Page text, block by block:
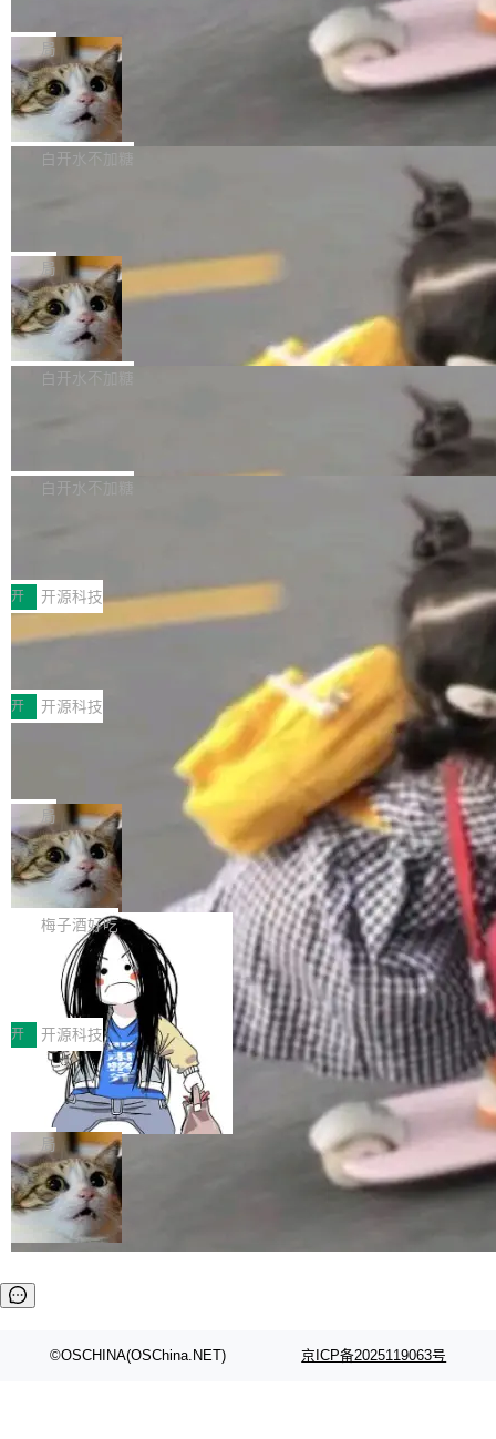
库的竞争和爆炸半径问题在设计层面就被消除
了。 闲置的 cell 会休眠到几乎不占资源。当 cel
l 迁移或唤醒时，新宿主从 S3 恢复 SQLite 数据
库继续执行。存储库是持久化的唯一真相...
Fold8 / Z Flip8）外，其余要么是中低端机器，
例如iQOO Z11i、REDMI Note 17、REDMI No
te 17 Pro、OPPO K15，要么是vivo X300 E这
样的次旗舰。 Galaxy Z Fold8 Ultra / Z Fold8 /
Z Flip8三款折叠屏新机均在7月22日发布，且全
部搭载骁龙8 Elite Gen5 for Galaxy，它们本该
Zed 编辑器团队发布了新项目——DeltaDB，一
个在 git commit 之间记录每一次编辑操作的版
本控制系统。目前处于 Early Access 阶段。 De
ltaDB 的核心思路直接写在 landing page 最显
眼的位置：「Software is made between com
mits」——软件是在 commit 之间写出来的。git
是把这段空隙补上。 回退到任何一次编辑：Delt
aDB 捕获 commit 之间的每一次操作，...
局
SpaceXAI 单季资本开支达 183 亿美元
根据风险投资人Tomer Tunguz 博客（VC 分
析）披露的最新分析与第二季度业绩报告，Spac
微软同期总资本开支的四成。 与亚马逊、Alpha
bet、微软以及 Meta 等传统科技巨头相比，Spa
ceXAI的资金消耗速度尤为引人瞩目。然而，支
撑庞大支出的资金来源却呈现出截然不同的面
貌。数据显示，微软和 Meta 主要依托充沛的经
白开水不加糖
一个在终端里运行的编程 agent；Muse Spark
1.2，驱动这个 agent 的新模型。一句话概括：
你可以用 curl -fsSL https://dev.meta.ai/install.
sh | bash 安装一个能在大项目里自动规划、写
代码、验证结果的 AI 终端工具。 据介绍，Muse
个主 agent 循环，外加一组后台 agent。这些后
局
美团开源 LoHoSearch，用知识图谱校
准 AI 能力认知
机器出题的前提，是让机器拥有全局视野。整个
构建流程可以分为四个环节：建图 → 控制难度
白开水不加糖
库，并将作为transport接入Mooncake TENT。
MPComm将作为一种传输引擎接入Mooncake T
ENT，实现零拷贝传输性能提升30%、非零拷贝
传输性能最高提升5倍。UCL-MPComm底层基
于自研UCL-Engine通信引擎，后续腾讯网平将
持续开源更多基于UCL-Engine的高性能通信组
件。 腾讯网平团队在UCL-MPComm中实现了一
个独立于业务线程的全局通信引擎（Engine），
白开水不加糖
型案例入选名单》，深信服“面向企业研发场景的
开源 AI 编程平台 CoStrict 应用”凭借卓越的技术
创新与落地成效成功入选。 全链路私有化部署，
助力企业AI研发安全落地 当前，越来越多企业已
经开始引入 AI Coding 工具，通过调用公有云模
型或企业内部部署模型提升研发效率。但随着 AI
Coding 从个人辅助工具逐步走向团队级、组织
级应用，企业在规模化落地过程中，对安全性、
可控性和代码质量提出了更高要求。 首先是数据
安全与合规要求。对于大多数普通研发场景，公
有云模型能够满足快速试用和效率提升的需求。
但对于金融、能源、医疗等对数据安全要求较...
开 开源科技
深信服AI算力网关入选工信部人工智能
前不久，工业和信息化部正式发布《2025年人工
智能应用典型案例名单》，集中展示人工智能在
各领域的应用成果，覆盖技术底座、行业赋能、
产品应用、支撑保障、专题等五大方向。深信服
AI算力网关（AI创新平台）成功入选！ 随着各行
各业的Agent走向规模化建设，算力构成形态逐
渐丰富，用户关注的重点也在发生变化：不只是
让AI用起来，还要进一步看清混合算力时代下，
Token花在哪里、算力是否被充分利用，以及持
续增长的AI成本该如何优化。 深信服AI算力网关
正是围绕这些实际问题，从Token治理和成本治
理两个方面，让用户的每一份算力都看得清、管
得住、用得稳、省得下、更安全！ 一、从现在开
始，Token使用一目...
开 开源科技
Jeff Dean 离开 Google：一个时代的结
束，一个实验室的开始
Google 员工编号 20。MapReduce 作者之一。
Bigtable 作者之一。TensorFlow 的作者之一。
Gemini 的架构师。Google 首席科学家。 Jeff D
ean 在 Google 工作了 27 年后，宣布离职。 他
不是一个人走。一同离开的还有 Sanjay Ghema
wat（Google 员工编号 23，Jeff Dean 二十多
年的编程搭档，MapReduce 和 Bigtable 的共同
作者）、Quoc Le（Google 大脑核心成员，Se
q2Seq 和 DocAI 的共同发明人）以及 Oriol Vin
yals（Gemini 联合负责人，AlphaSta...
局
🔥 SolonCode v2026.8.4 发布：界面
字体可调、22 种语言、记忆搜索增强
打开终端就能上岗的全中文编码智能体，这一轮
把「看得清、用母语、记得住」三件事一次补
齐。 SolonCode 是什么 SolonCode 是杭州无
耳科技研发的企业级终端编码智能体——一位全
中文驱动的数字员工，自主理解需求、规划步
骤、编写代码。不挑模型、不挑平台，curl 一行
装完即用。 开源地址：Gitee · GitCode · GitHu
b 安装 支持 Java 8+（8~26）、macOS / Linu
x / Windows / Harmony PC。 # macOS / Linu
x / Harmony PC curl -fsSL https://solon.noea
r.org/solon...
梅子酒好吃
让“代码语义理解”深度释放AI Coding
价值潜能：华为云码道（CodeArts）
代码仓技术解析
一、代码仓深度理解技术的作用与价值 在软件工
程实践中，代码仓是企业核心知识资产的主要载
体。企业级代码仓库通常包含数十万乃至数百万
个文件，其规模远超单次模型调用可承载的上下
文窗口。随着项目规模的持续扩张与代码历史的
不断累积，代码仓中的模块关系、接口契约、业
务逻辑等关键信息往往分散于数十乃至数百个文
件之中，形成高度复杂的知识关联网络。传统的
代码检索手段（如关键词匹配、目录遍历）仅能
在语法层面完成文本定位，难以触及代码的语义
理解大规模代码仓时面临显著"代码仓理解"瓶
e深度理解服务"）是华为云码道（CodeA...
开 开源科技
一条“删库”命令跑 17 小时，算法工程
师删光 89TB 数据只为干私活
最高人民检察院8月4日公布了一起案件：北京一
名90后算法工程师王某，为了给自己接的私活腾
服务器空间，删光了公司AI游戏部门的全部核心
数据。 王某2024年1月入职东城区某科技公司AI
短剧部门，有互联网大厂背景。在公司内部架构
调整期间，部门三次通知全员将数据从A集群迁
数据。2024年9月3日下午4点，他使用此前登录
称为"删库跑路"的命令——最高管理员权限、无
局
©OSCHINA(OSChina.NET) 京ICP备2025119063号